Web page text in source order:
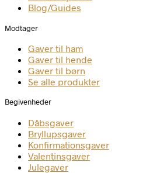
Blog/Guides
Modtager
Gaver til ham
Gaver til hende
Gaver til børn
Se alle produkter
Begivenheder
Dåbsgaver
Bryllupsgaver
Konfirmationsgaver
Valentinsgaver
Julegaver